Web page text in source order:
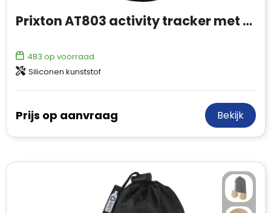
Prixton AT803 activity tracker met thermometer
483 op voorraad
Siliconen kunststof
Prijs op aanvraag Bekijk